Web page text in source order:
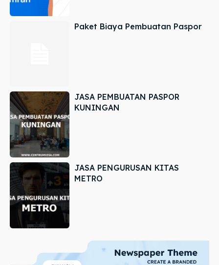
Paket Biaya Pembuatan Paspor
JASA PEMBUATAN PASPOR
KUNINGAN
JASA PENGURUSAN KITAS
METRO